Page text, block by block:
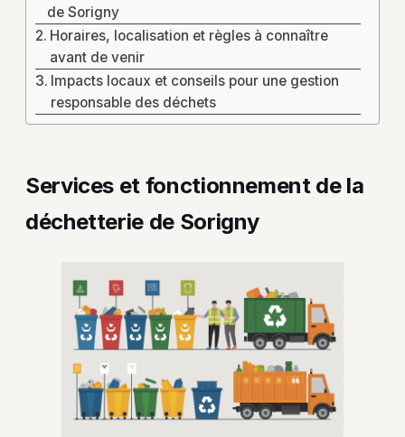
de Sorigny
Horaires, localisation et règles à connaître
avant de venir
Impacts locaux et conseils pour une gestion
responsable des déchets
Services et fonctionnement de la
déchetterie de Sorigny